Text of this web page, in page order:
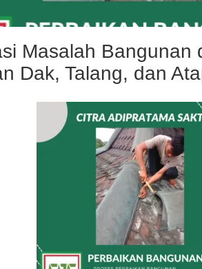
Masalah Bangunan
Dak, Talang, dan